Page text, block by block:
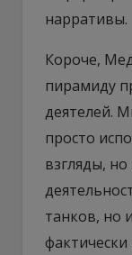
нарративы.
Короче,
пирамиду
деятелей.
просто
взгляды,
танков, но